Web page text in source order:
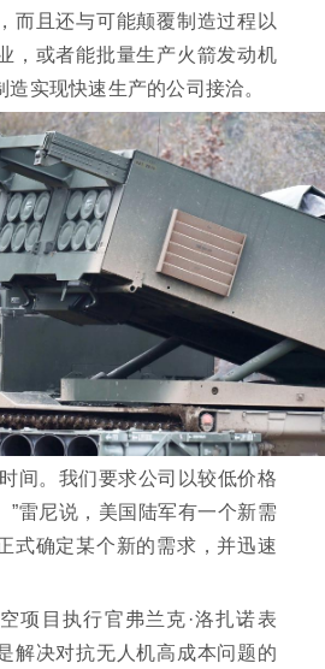
而且还与可能颠覆制造过程以
，或者能批量生产火箭发动机
实现快速生产的公司接洽。
间。我们要求公司以较低价格
”雷尼说，美国陆军有一个新需
式确定某个新的需求，并迅速
项目执行官弗兰克·洛扎诺表
解决对抗无人机高成本问题的